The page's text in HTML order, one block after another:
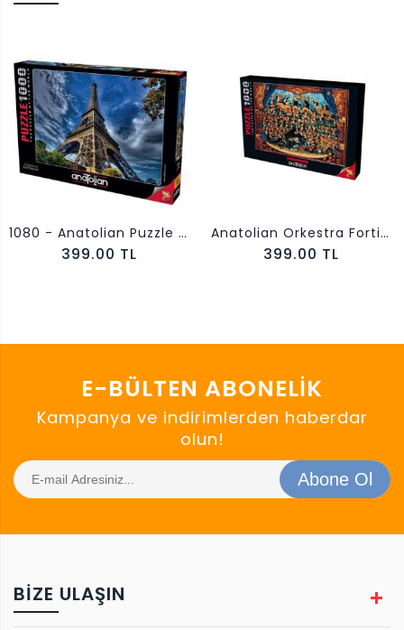
1080 - Anatolian Puzzle Eyfel 1000 Parça Puzzle
399.00 TL
Anatolian Orkestra Fortissimo 1000 Parça 3177
399.00 TL
E-BÜLTEN ABONELIK
Kampanya ve indirimlerden haberdar
olun!
Abone Ol
BIZE ULAŞIN